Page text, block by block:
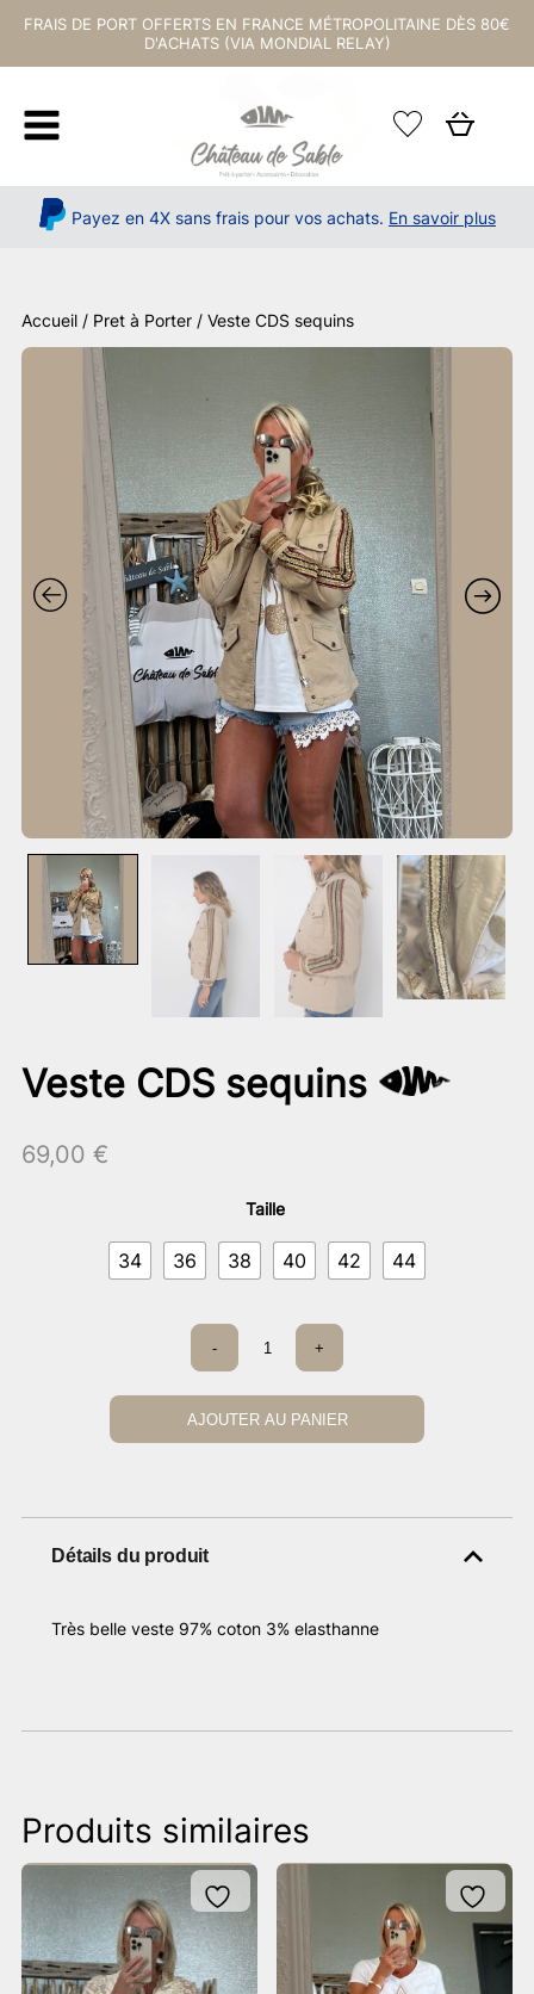
FRAIS DE PORT OFFERTS EN FRANCE MÉTROPOLITAINE DÈS 80€
D'ACHATS (VIA MONDIAL RELAY)
Payez en 4X sans frais pour vos achats. En savoir plus
Accueil / Pret à Porter / Veste CDS sequins
Veste CDS sequins
69,00 €
Taille
34 36 38 40 42 44
quantité
Veste
CDS
sequins
- +
AJOUTER AU PANIER
Détails du produit
Très belle veste 97% coton 3% elasthanne
Produits similaires